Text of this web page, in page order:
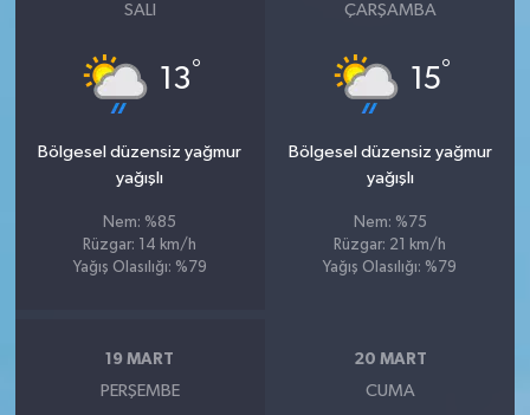
SALI
13°
Bölgesel düzensiz yağmur
yağışlı
Nem: %85
Rüzgar: 14 km/h
Yağış Olasılığı: %79
ÇARŞAMBA
15°
Bölgesel düzensiz yağmur
yağışlı
Nem: %75
Rüzgar: 21 km/h
Yağış Olasılığı: %79
19 MART
PERŞEMBE
20 MART
CUMA